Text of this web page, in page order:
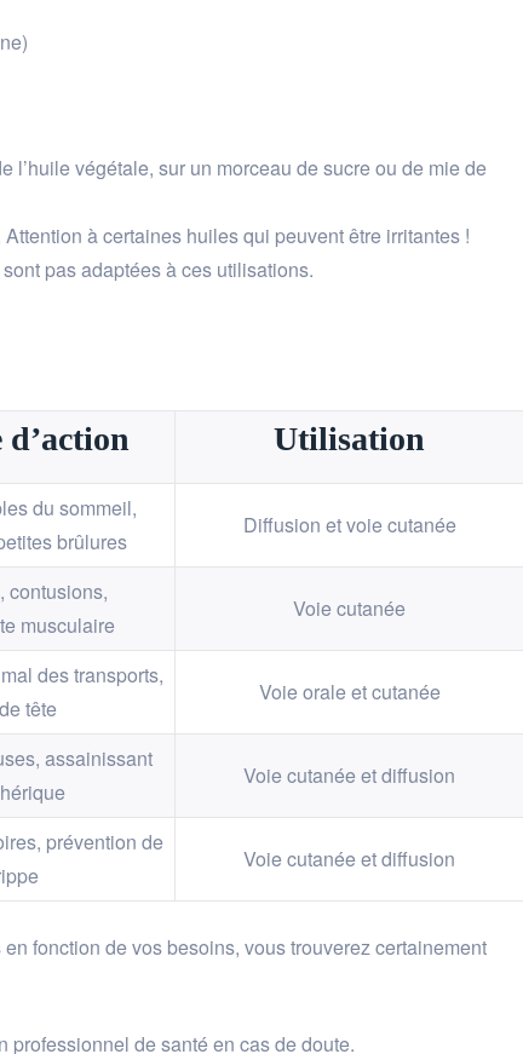
l’huile végétale, sur un morceau de sucre ou de mie de
à certaines huiles qui peuvent être irritantes !
pas adaptées à ces utilisations.
Utilisation
du sommeil,
brûlures
Diffusion et voie cutanée
contusions,
musculaire
Voie cutanée
des transports,
tête
Voie orale et cutanée
assainissant
Voie cutanée et diffusion
prévention de
Voie cutanée et diffusion
fonction de vos besoins, vous trouverez certainement
professionnel de santé en cas de doute.